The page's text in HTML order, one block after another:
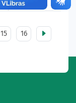
15 16